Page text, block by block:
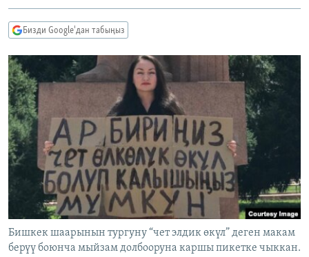
ДАНИСТЕ
ЭЖЕ-СИҢДИЛЕР
АЗАТТЫК+
ЫҢГАЙСЫЗ СУРООЛОР
Русский
ОНЛАЙН ШЕРИНЕ
ЭЕ/АРнун бардык сайттары
Бизди Google'дан табыңыз
Бишкек шаарынын тургуну “чет элдик өкүл” деген макам
берүү боюнча мыйзам долбооруна каршы пикетке чыккан.